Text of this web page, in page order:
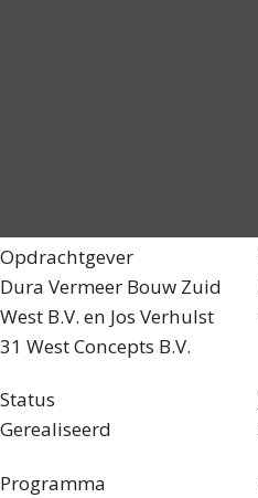
Opdrachtgever
Dura Vermeer Bouw Zuid
West B.V. en Jos Verhulst
31 West Concepts B.V.
Status
Gerealiseerd
Programma